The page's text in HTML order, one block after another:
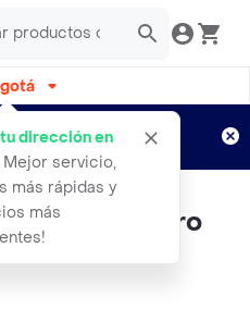
dirección en
Mejor servicio,
más rápidas y
más
semanas
Aplican TyC
Mujer Negro